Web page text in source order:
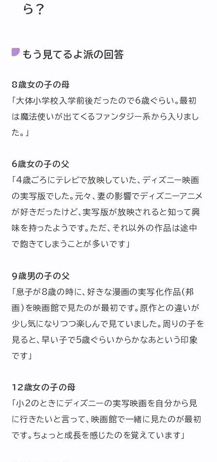
ら？
もう見てるよ派の回答
8歳女の子の母
「大体小学校入学前後だったので6歳ぐらい。最初
は魔法使いが出てくるファンタジー系から入りまし
た。」
6歳女の子の父
「4歳ごろにテレビで放映していた、ディズニー映画
の実写版でした。元々、妻の影響でディズニーアニメ
が好きだったけど、実写版が放映されると知って興
味を持ったようです。ただ、それ以外の作品は途中
で飽きてしまうことが多いです」
9歳男の子の父
「息子が8歳の時に、好きな漫画の実写化作品(邦
画)を映画館で見たのが最初です。原作との違いが
少し気になりつつ楽しんで見ていました。周りの子を
見ると、早い子で5歳ぐらいからかなあという印象
です」
12歳女の子の母
「小2のときにディズニーの実写映画を自分から見
に行きたいと言って、映画館で一緒に見たのが最初
です。ちょっと成長を感じたのを覚えています」